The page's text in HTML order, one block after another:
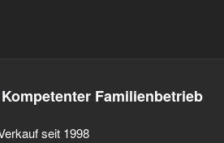
Kompetenter Familienbetrieb
seit 1998